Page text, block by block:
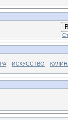
ИСКУССТВО